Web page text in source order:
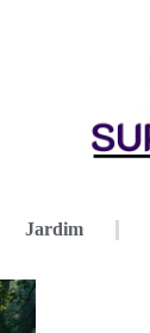
Jardim